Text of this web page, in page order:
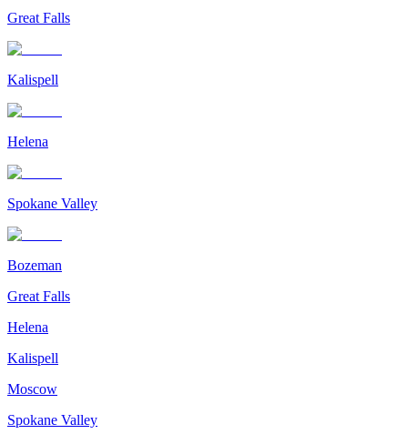
Great Falls
Kalispell
Helena
Spokane Valley
Bozeman
Great Falls
Helena
Kalispell
Moscow
Spokane Valley